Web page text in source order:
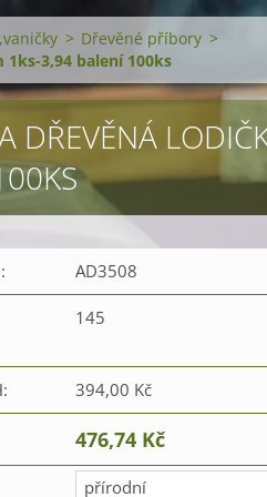
> Dřevěné příbory >
3,94 balení 100ks
DŘEVĚNÁ
AD3508
145
394,00 Kč
476,74 Kč
přírodní